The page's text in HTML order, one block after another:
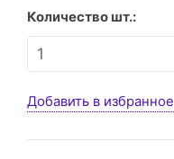
Количество шт.:
Добавить в избранное